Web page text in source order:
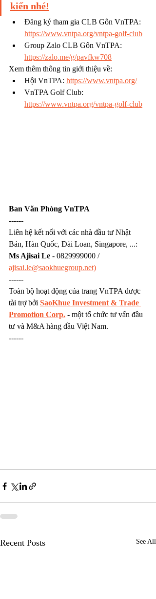
kiến nhé!
Đăng ký tham gia CLB Gôn VnTPA:
https://www.vntpa.org/vntpa-golf-club
Group Zalo CLB Gôn VnTPA:
https://zalo.me/g/pavfkw708
Xem thêm thông tin giới thiệu về:
Hội VnTPA: https://www.vntpa.org/
VnTPA Golf Club:
https://www.vntpa.org/vntpa-golf-club
Ban Văn Phòng VnTPA
------
Liên hệ kết nối với các nhà đầu tư Nhật
Bản, Hàn Quốc, Đài Loan, Singapore, ...:
Ms Ajisai Le - 0829999000 /
ajisai.le@saokhuegroup.net)
------
Toàn bộ hoạt động của trang VnTPA được
tài trợ bởi SaoKhue Investment & Trade
Promotion Corp. - một tổ chức tư vấn đầu
tư và M&A hàng đầu Việt Nam.
------
Recent Posts See All